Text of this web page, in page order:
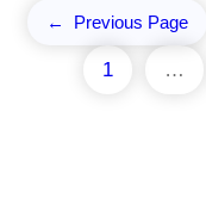
← Previous Page
1 …